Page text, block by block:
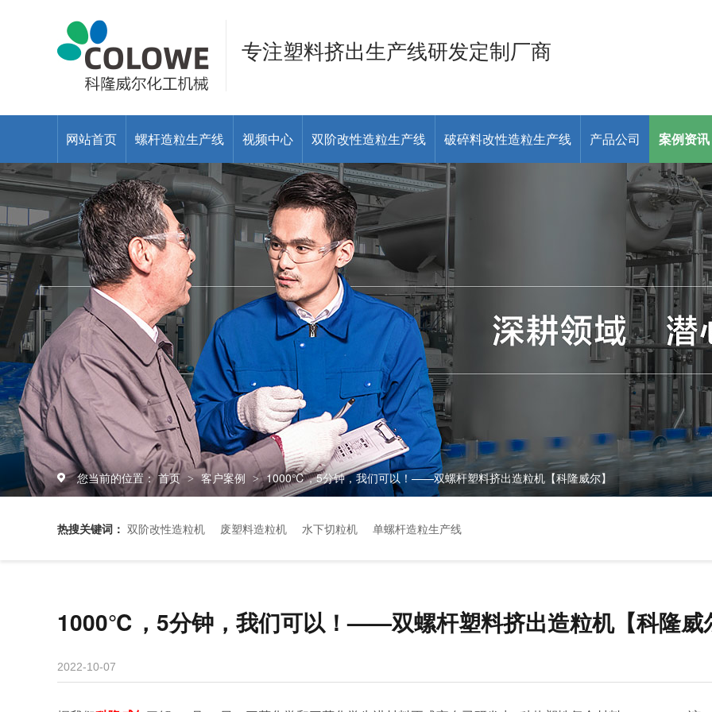
专注塑料挤出生产线研发定制厂商
网站首页 螺杆造粒生产线 视频中心 双阶改性造粒生产线 破碎料改性造粒生产线 产品公司 案例资讯
您当前的位置： 首页 > 客户案例 > 1000℃，5分钟，我们可以！——双螺杆塑料挤出造粒机【科隆威尔】
热搜关键词： 双阶改性造粒机 废塑料造粒机 水下切粒机 单螺杆造粒生产线
1000℃，5分钟，我们可以！——双螺杆塑料挤出造粒机【科隆威
2022-10-07